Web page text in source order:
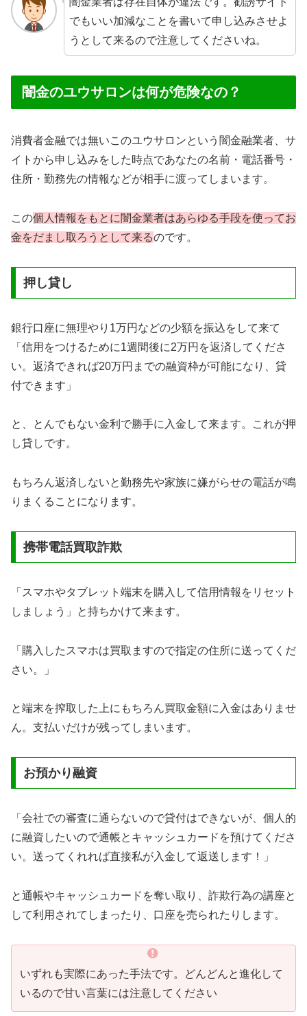
でもいい加減なことを書いて申し込みさせよ
うとして来るので注意してくださいね。
闇金のユウサロンは何が危険なの？
消費者金融では無いこのユウサロンという闇金融業者、サ
イトから申し込みをした時点であなたの名前・電話番号・
住所・勤務先の情報などが相手に渡ってしまいます。
この個人情報をもとに闇金業者はあらゆる手段を使ってお
金をだまし取ろうとして来るのです。
押し貸し
銀行口座に無理やり1万円などの少額を振込をして来て
「信用をつけるために1週間後に2万円を返済してくださ
い。返済できれば20万円までの融資枠が可能になり、貸
付できます」
と、とんでもない金利で勝手に入金して来ます。これが押
し貸しです。
もちろん返済しないと勤務先や家族に嫌がらせの電話が鳴
りまくることになります。
携帯電話買取詐欺
「スマホやタブレット端末を購入して信用情報をリセット
しましょう」と持ちかけて来ます。
「購入したスマホは買取ますので指定の住所に送ってくだ
さい。」
と端末を搾取した上にもちろん買取金額に入金はありませ
ん。支払いだけが残ってしまいます。
お預かり融資
「会社での審査に通らないので貸付はできないが、個人的
に融資したいので通帳とキャッシュカードを預けてくださ
い。送ってくれれば直接私が入金して返送します！」
と通帳やキャッシュカードを奪い取り、詐欺行為の講座と
して利用されてしまったり、口座を売られたりします。
いずれも実際にあった手法です。どんどんと進化して
いるので甘い言葉には注意してください